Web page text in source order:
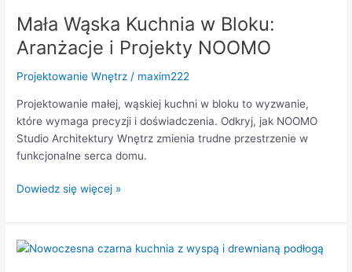
Mała Wąska Kuchnia w Bloku:
Aranżacje i Projekty NOOMO
Projektowanie Wnętrz / maxim222
Projektowanie małej, wąskiej kuchni w bloku to wyzwanie,
które wymaga precyzji i doświadczenia. Odkryj, jak NOOMO
Studio Architektury Wnętrz zmienia trudne przestrzenie w
funkcjonalne serca domu.
Kuchnia
w
Bloku:
Aranżacje
Projekty
NOOMO
Dowiedz się więcej »
Kuchnie